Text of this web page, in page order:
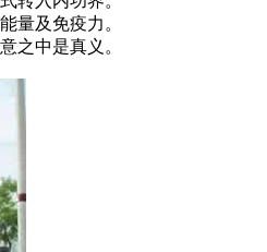
量及免疫力。
之中是真义。